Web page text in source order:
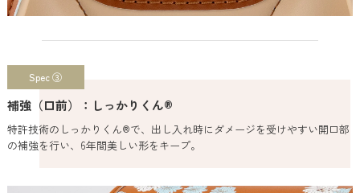
Spec ③
補強（口前）：しっかりくん®
特許技術のしっかりくん®で、出し入れ時にダメージを受けやすい開口部
の補強を行い、6年間美しい形をキープ。